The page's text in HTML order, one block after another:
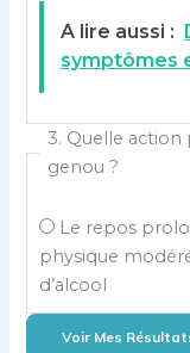
A lire aussi :
symptômes
3. Quelle action
genou ?
Le repos
physique
d’alcool
Voir Mes